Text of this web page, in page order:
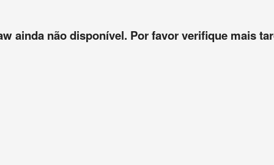
ainda não disponível. Por favor verifique mais